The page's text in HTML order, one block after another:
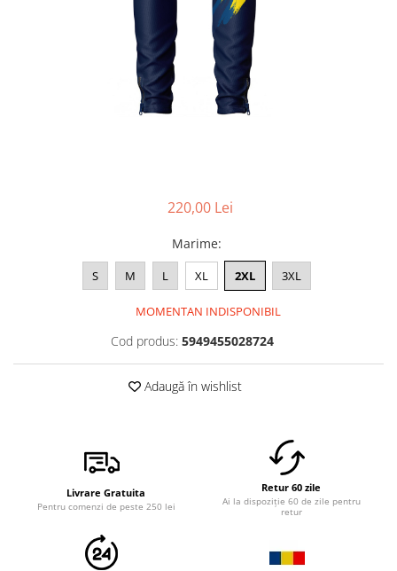
Tricouri cu mesaje de bine
220,00 Lei
Marime:
S M L XL 2XL 3XL
MOMENTAN INDISPONIBIL
Cod produs: 5949455028724
Adaugă în wishlist
Livrare Gratuita
Pentru comenzi de peste 250 lei
Retur 60 zile
Ai la dispoziție 60 de zile pentru
retur